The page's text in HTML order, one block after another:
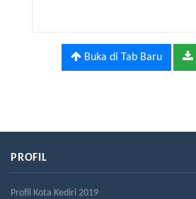
Buka di Tab Baru
PROFIL
Profil Kota Kediri 2019